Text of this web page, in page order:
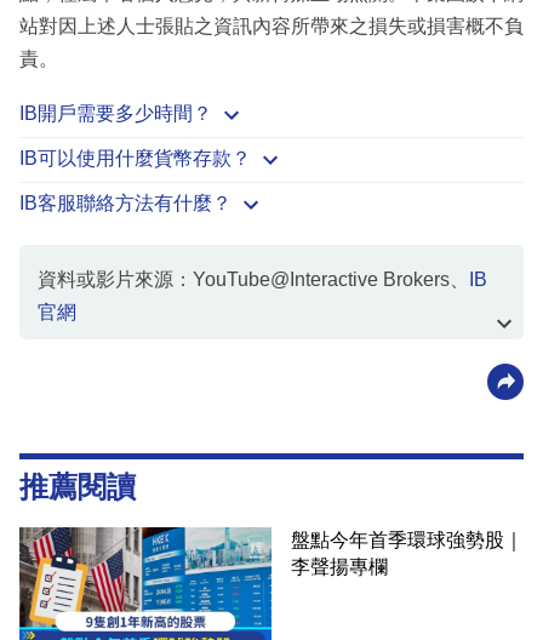
站對因上述人士張貼之資訊內容所帶來之損失或損害概不負
責。
IB開戶需要多少時間？
IB可以使用什麼貨幣存款？
IB客服聯絡方法有什麼？
資料或影片來源：YouTube@Interactive Brokers、
IB
官網
推薦閱讀
盤點今年首季環球強勢股｜
李聲揚專欄